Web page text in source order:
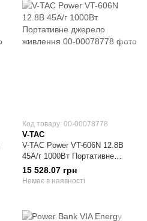
Код товару: 00-00078778
V-TAC
V-TAC Power VT-606N 12.8В
45A/г 1000Вт Портативне
джерело живлення
15 528.07 грн
Немає в наявності